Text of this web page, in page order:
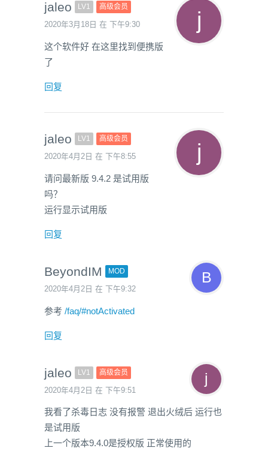
jaleo LV1 高级会员
2020年3月18日 在 下午9:30
这个软件好 在这里找到便携版
了
回复
jaleo LV1 高级会员
2020年4月2日 在 下午8:55
请问最新版 9.4.2 是试用版
吗？
运行显示试用版
回复
BeyondIM MOD
2020年4月2日 在 下午9:32
参考 /faq/#notActivated
回复
jaleo LV1 高级会员
2020年4月2日 在 下午9:51
我看了杀毒日志 没有报警 退出火绒后 运行也
是试用版
上一个版本9.4.0是授权版 正常使用的